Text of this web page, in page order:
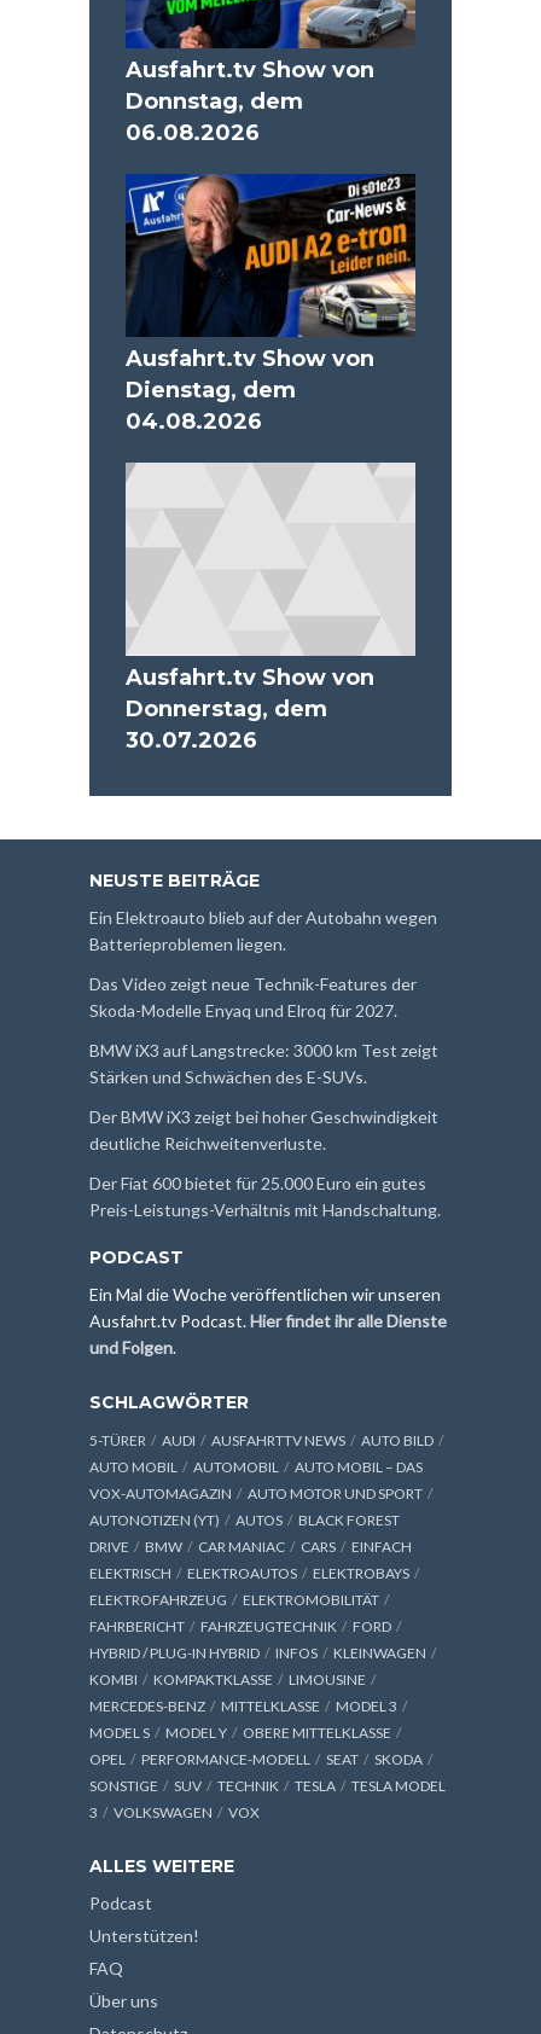
Ausfahrt.tv Show von
Donnstag, dem
06.08.2026
Ausfahrt.tv Show von
Dienstag, dem
04.08.2026
Ausfahrt.tv Show von
Donnerstag, dem
30.07.2026
NEUSTE BEITRÄGE
Ein Elektroauto blieb auf der Autobahn wegen
Batterieproblemen liegen.
Das Video zeigt neue Technik-Features der
Skoda-Modelle Enyaq und Elroq für 2027.
BMW iX3 auf Langstrecke: 3000 km Test zeigt
Stärken und Schwächen des E-SUVs.
Der BMW iX3 zeigt bei hoher Geschwindigkeit
deutliche Reichweitenverluste.
Der Fiat 600 bietet für 25.000 Euro ein gutes
Preis-Leistungs-Verhältnis mit Handschaltung.
PODCAST
Ein Mal die Woche veröffentlichen wir unseren
Ausfahrt.tv Podcast.Hier findet ihr alle Dienste
und Folgen.
SCHLAGWÖRTER
5-TÜRER AUDI AUSFAHRTTV NEWS
AUTO BILD
AUTO MOBIL
AUTOMOBIL
AUTO MOBIL – DAS
VOX-AUTOMAGAZIN
AUTO MOTOR UND SPORT
AUTONOTIZEN (YT)
AUTOS
BLACK FOREST
DRIVE
BMW CAR MANIAC CARS
EINFACH
ELEKTRISCH
ELEKTROAUTOS
ELEKTROBAYS
ELEKTROFAHRZEUG
ELEKTROMOBILITÄT
FAHRBERICHT
FAHRZEUGTECHNIK
FORD
HYBRID / PLUG-IN HYBRID
INFOS
KLEINWAGEN
KOMBI
KOMPAKTKLASSE
LIMOUSINE
MERCEDES-BENZ
MITTELKLASSE
MODEL 3
MODEL S
MODEL Y
OBERE MITTELKLASSE
OPEL
PERFORMANCE-MODELL SEAT
SKODA
SONSTIGE
SUV TECHNIK TESLA
TESLA MODEL
3
VOLKSWAGEN VOX
ALLES WEITERE
Podcast
Unterstützen!
FAQ
Über uns